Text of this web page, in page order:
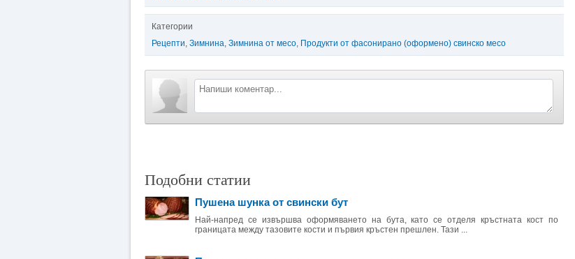
Категории
Рецепти, Зимнина, Зимнина от месо, Продукти от фасонирано (оформено) свинско месо
Подобни статии
Пушена шунка от свински бут
Най-напред се извършва оформяването на бута, като се отделя кръстната кост по
границата между тазовите кости и първия кръстен прешлен. Тази ...